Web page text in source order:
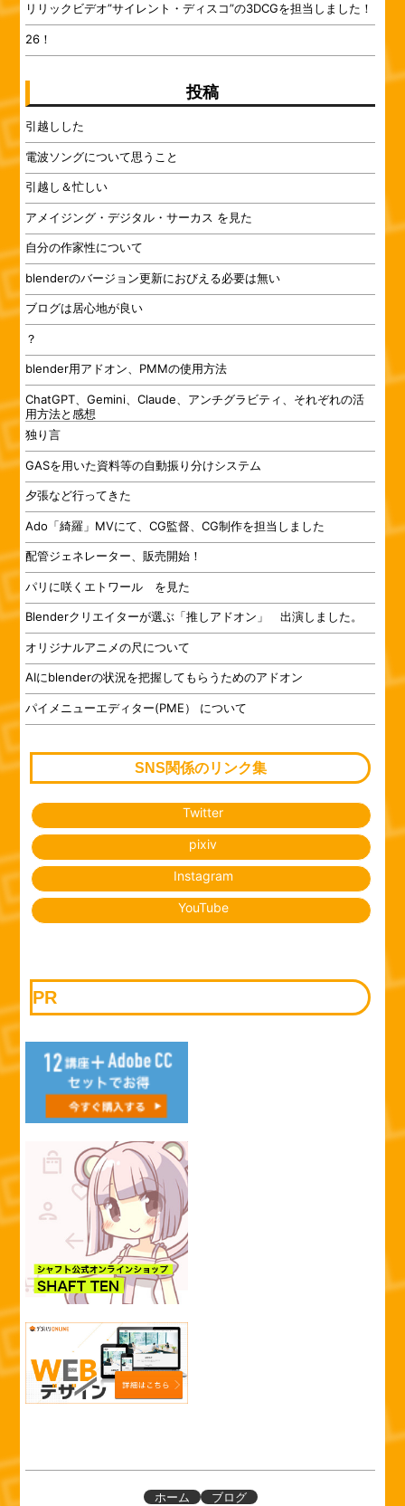
リリックビデオ”サイレント・ディスコ”の3DCGを担当しました！
26！
投稿
引越しした
電波ソングについて思うこと
引越し＆忙しい
アメイジング・デジタル・サーカス を見た
自分の作家性について
blenderのバージョン更新におびえる必要は無い
ブログは居心地が良い
？
blender用アドオン、PMMの使用方法
ChatGPT、Gemini、Claude、アンチグラビティ、それぞれの活
用方法と感想
独り言
GASを用いた資料等の自動振り分けシステム
夕張など行ってきた
Ado「綺羅」MVにて、CG監督、CG制作を担当しました
配管ジェネレーター、販売開始！
パリに咲くエトワール を見た
Blenderクリエイターが選ぶ「推しアドオン」 出演しました。
オリジナルアニメの尺について
AIにblenderの状況を把握してもらうためのアドオン
パイメニューエディター(PME） について
SNS関係のリンク集
Twitter
pixiv
Instagram
YouTube
PR
ホーム ブログ